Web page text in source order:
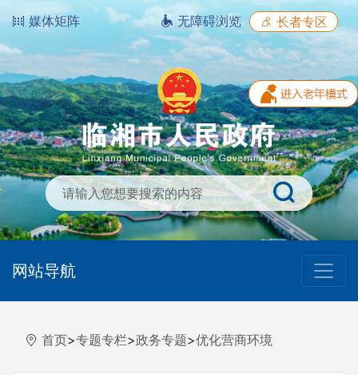
媒体矩阵 无障碍浏览 长者专区
网站导航
首页>专题专栏>政务专题>优化营商环境